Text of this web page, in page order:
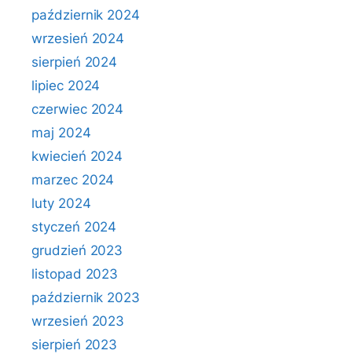
październik 2024
wrzesień 2024
sierpień 2024
lipiec 2024
czerwiec 2024
maj 2024
kwiecień 2024
marzec 2024
luty 2024
styczeń 2024
grudzień 2023
listopad 2023
październik 2023
wrzesień 2023
sierpień 2023